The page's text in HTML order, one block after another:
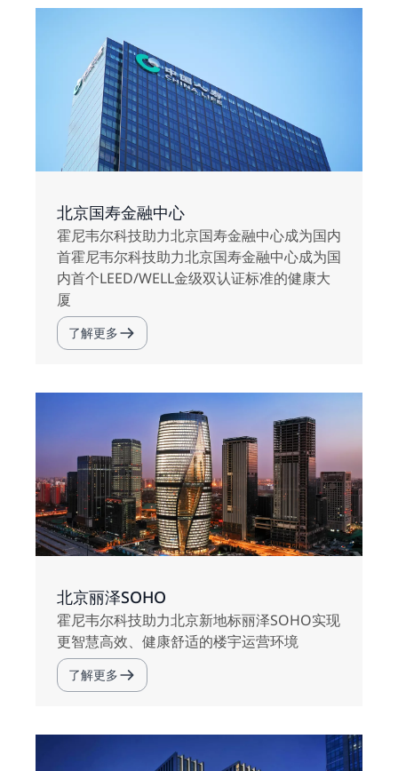
北京国寿金融中心
霍尼韦尔科技助力北京国寿金融中心成为国内
首霍尼韦尔科技助力北京国寿金融中心成为国
内首个LEED/WELL金级双认证标准的健康大
厦
了解更多
北京丽泽SOHO
霍尼韦尔科技助力北京新地标丽泽SOHO实现
更智慧高效、健康舒适的楼宇运营环境
了解更多